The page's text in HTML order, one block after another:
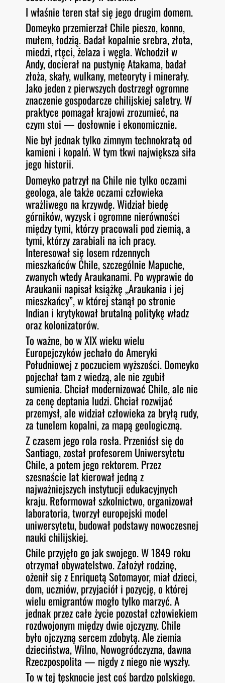
I właśnie teren stał się jego drugim domem.
Domeyko przemierzał Chile pieszo, konno,
mułem, łodzią. Badał kopalnie srebra, złota,
miedzi, rtęci, żelaza i węgla. Wchodził w
Andy, docierał na pustynię Atakama, badał
złoża, skały, wulkany, meteoryty i minerały.
Jako jeden z pierwszych dostrzegł ogromne
znaczenie gospodarcze chilijskiej saletry. W
praktyce pomagał krajowi zrozumieć, na
czym stoi — dosłownie i ekonomicznie.
Nie był jednak tylko zimnym technokratą od
kamieni i kopalń. W tym tkwi największa siła
jego historii.
Domeyko patrzył na Chile nie tylko oczami
geologa, ale także oczami człowieka
wrażliwego na krzywdę. Widział biedę
górników, wyzysk i ogromne nierówności
między tymi, którzy pracowali pod ziemią, a
tymi, którzy zarabiali na ich pracy.
Interesował się losem rdzennych
mieszkańców Chile, szczególnie Mapuche,
zwanych wtedy Araukanami. Po wyprawie do
Araukanii napisał książkę „Araukania i jej
mieszkańcy”, w której stanął po stronie
Indian i krytykował brutalną politykę władz
oraz kolonizatorów.
To ważne, bo w XIX wieku wielu
Europejczyków jechało do Ameryki
Południowej z poczuciem wyższości. Domeyko
pojechał tam z wiedzą, ale nie zgubił
sumienia. Chciał modernizować Chile, ale nie
za cenę deptania ludzi. Chciał rozwijać
przemysł, ale widział człowieka za bryłą rudy,
za tunelem kopalni, za mapą geologiczną.
Z czasem jego rola rosła. Przeniósł się do
Santiago, został profesorem Uniwersytetu
Chile, a potem jego rektorem. Przez
szesnaście lat kierował jedną z
najważniejszych instytucji edukacyjnych
kraju. Reformował szkolnictwo, organizował
laboratoria, tworzył europejski model
uniwersytetu, budował podstawy nowoczesnej
nauki chilijskiej.
Chile przyjęło go jak swojego. W 1849 roku
otrzymał obywatelstwo. Założył rodzinę,
ożenił się z Enriquetą Sotomayor, miał dzieci,
dom, uczniów, przyjaciół i pozycję, o której
wielu emigrantów mogło tylko marzyć. A
jednak przez całe życie pozostał człowiekiem
rozdwojonym między dwie ojczyzny. Chile
było ojczyzną sercem zdobytą. Ale ziemia
dzieciństwa, Wilno, Nowogródczyzna, dawna
Rzeczpospolita — nigdy z niego nie wyszły.
To w tej tęsknocie jest coś bardzo polskiego.